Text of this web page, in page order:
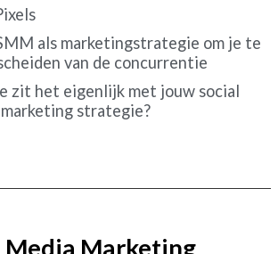
als marketingstrategie om je te
van de concurrentie
zit het eigenlijk met jouw social
strategie?
Media Marketing